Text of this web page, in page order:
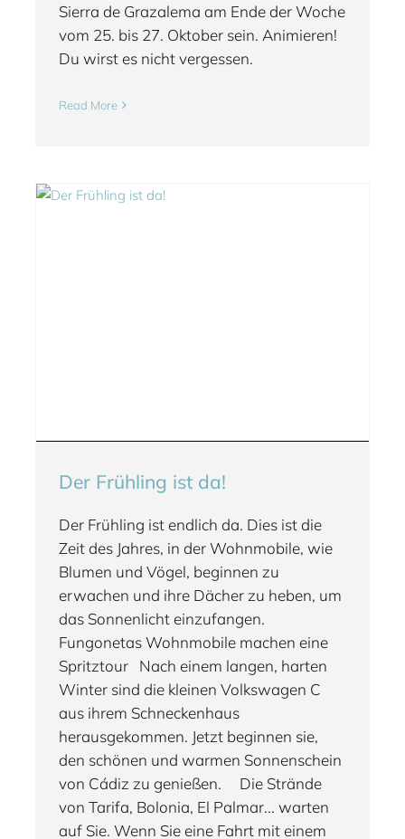
Sierra de Grazalema am Ende der Woche
vom 25. bis 27. Oktober sein. Animieren!
Du wirst es nicht vergessen.
Read More
Der Frühling ist da!
Der Frühling ist endlich da. Dies ist die
Zeit des Jahres, in der Wohnmobile, wie
Blumen und Vögel, beginnen zu
erwachen und ihre Dächer zu heben, um
das Sonnenlicht einzufangen.
Fungonetas Wohnmobile machen eine
Spritztour Nach einem langen, harten
Winter sind die kleinen Volkswagen C
aus ihrem Schneckenhaus
herausgekommen. Jetzt beginnen sie,
den schönen und warmen Sonnenschein
von Cádiz zu genießen. Die Strände
von Tarifa, Bolonia, El Palmar... warten
auf Sie. Wenn Sie eine Fahrt mit einem